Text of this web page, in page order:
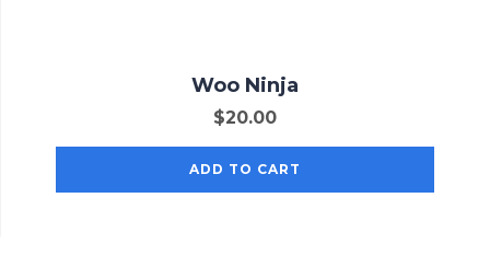
Woo Ninja
$20.00
ADD TO CART